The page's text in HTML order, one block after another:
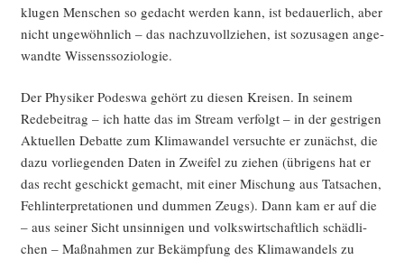
klu­gen Men­schen so gedacht wer­den kann, ist bedau­er­lich, aber
nicht unge­wöhn­lich – das nach­zu­voll­zie­hen, ist sozu­sa­gen ange­
wand­te Wissenssoziologie.
Der Phy­si­ker Podes­wa gehört zu die­sen Krei­sen. In sei­nem
Rede­bei­trag – ich hat­te das im Stream ver­folgt – in der gest­ri­gen
Aktu­el­len Debat­te zum Kli­ma­wan­del ver­such­te er zunächst, die
dazu vor­lie­gen­den Daten in Zwei­fel zu zie­hen (übri­gens hat er
das recht geschickt gemacht, mit einer Mischung aus Tat­sa­chen,
Fehl­in­ter­pre­ta­tio­nen und dum­men Zeugs). Dann kam er auf die
– aus sei­ner Sicht unsin­ni­gen und volks­wirt­schaft­lich schäd­li­
chen – Maß­nah­men zur Bekämp­fung des Kli­ma­wan­dels zu